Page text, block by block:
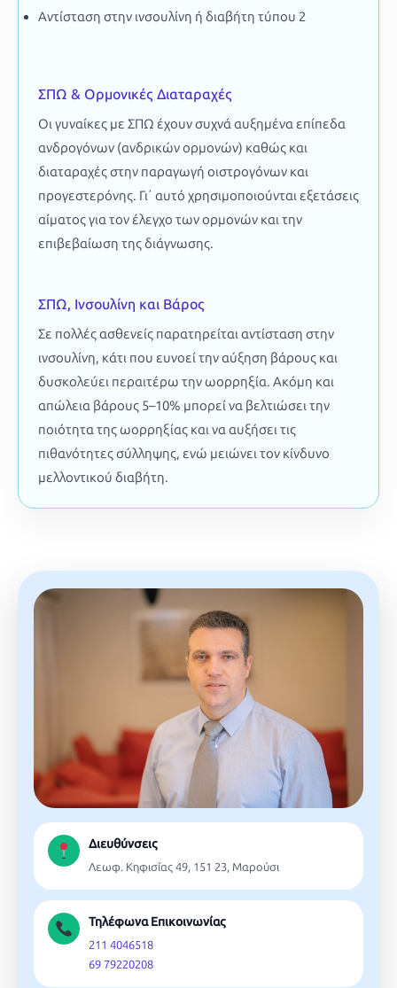
Αντίσταση στην ινσουλίνη ή διαβήτη τύπου 2
ΣΠΩ & Ορμονικές Διαταραχές
Οι γυναίκες με ΣΠΩ έχουν συχνά αυξημένα επίπεδα
ανδρογόνων (ανδρικών ορμονών) καθώς και
διαταραχές στην παραγωγή οιστρογόνων και
προγεστερόνης. Γιʼ αυτό χρησιμοποιούνται εξετάσεις
αίματος για τον έλεγχο των ορμονών και την
επιβεβαίωση της διάγνωσης.
ΣΠΩ, Ινσουλίνη και Βάρος
Σε πολλές ασθενείς παρατηρείται αντίσταση στην
ινσουλίνη, κάτι που ευνοεί την αύξηση βάρους και
δυσκολεύει περαιτέρω την ωορρηξία. Ακόμη και
απώλεια βάρους 5–10% μπορεί να βελτιώσει την
ποιότητα της ωορρηξίας και να αυξήσει τις
πιθανότητες σύλληψης, ενώ μειώνει τον κίνδυνο
μελλοντικού διαβήτη.
Διευθύνσεις
Λεωφ. Κηφισίας 49, 151 23, Μαρούσι
Τηλέφωνα Επικοινωνίας
211 4046518
69 79220208